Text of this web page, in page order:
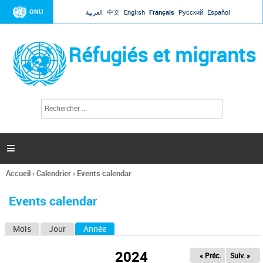
Jump to navigation
ONU العربية 中文 English Français Русский Español
Réfugiés et migrants
l
c
h
e

Vous
ici
Accueil›Calendrier› Events calendar
Events calendar
Mois Jour Année
2024 « Préc. Suiv. »